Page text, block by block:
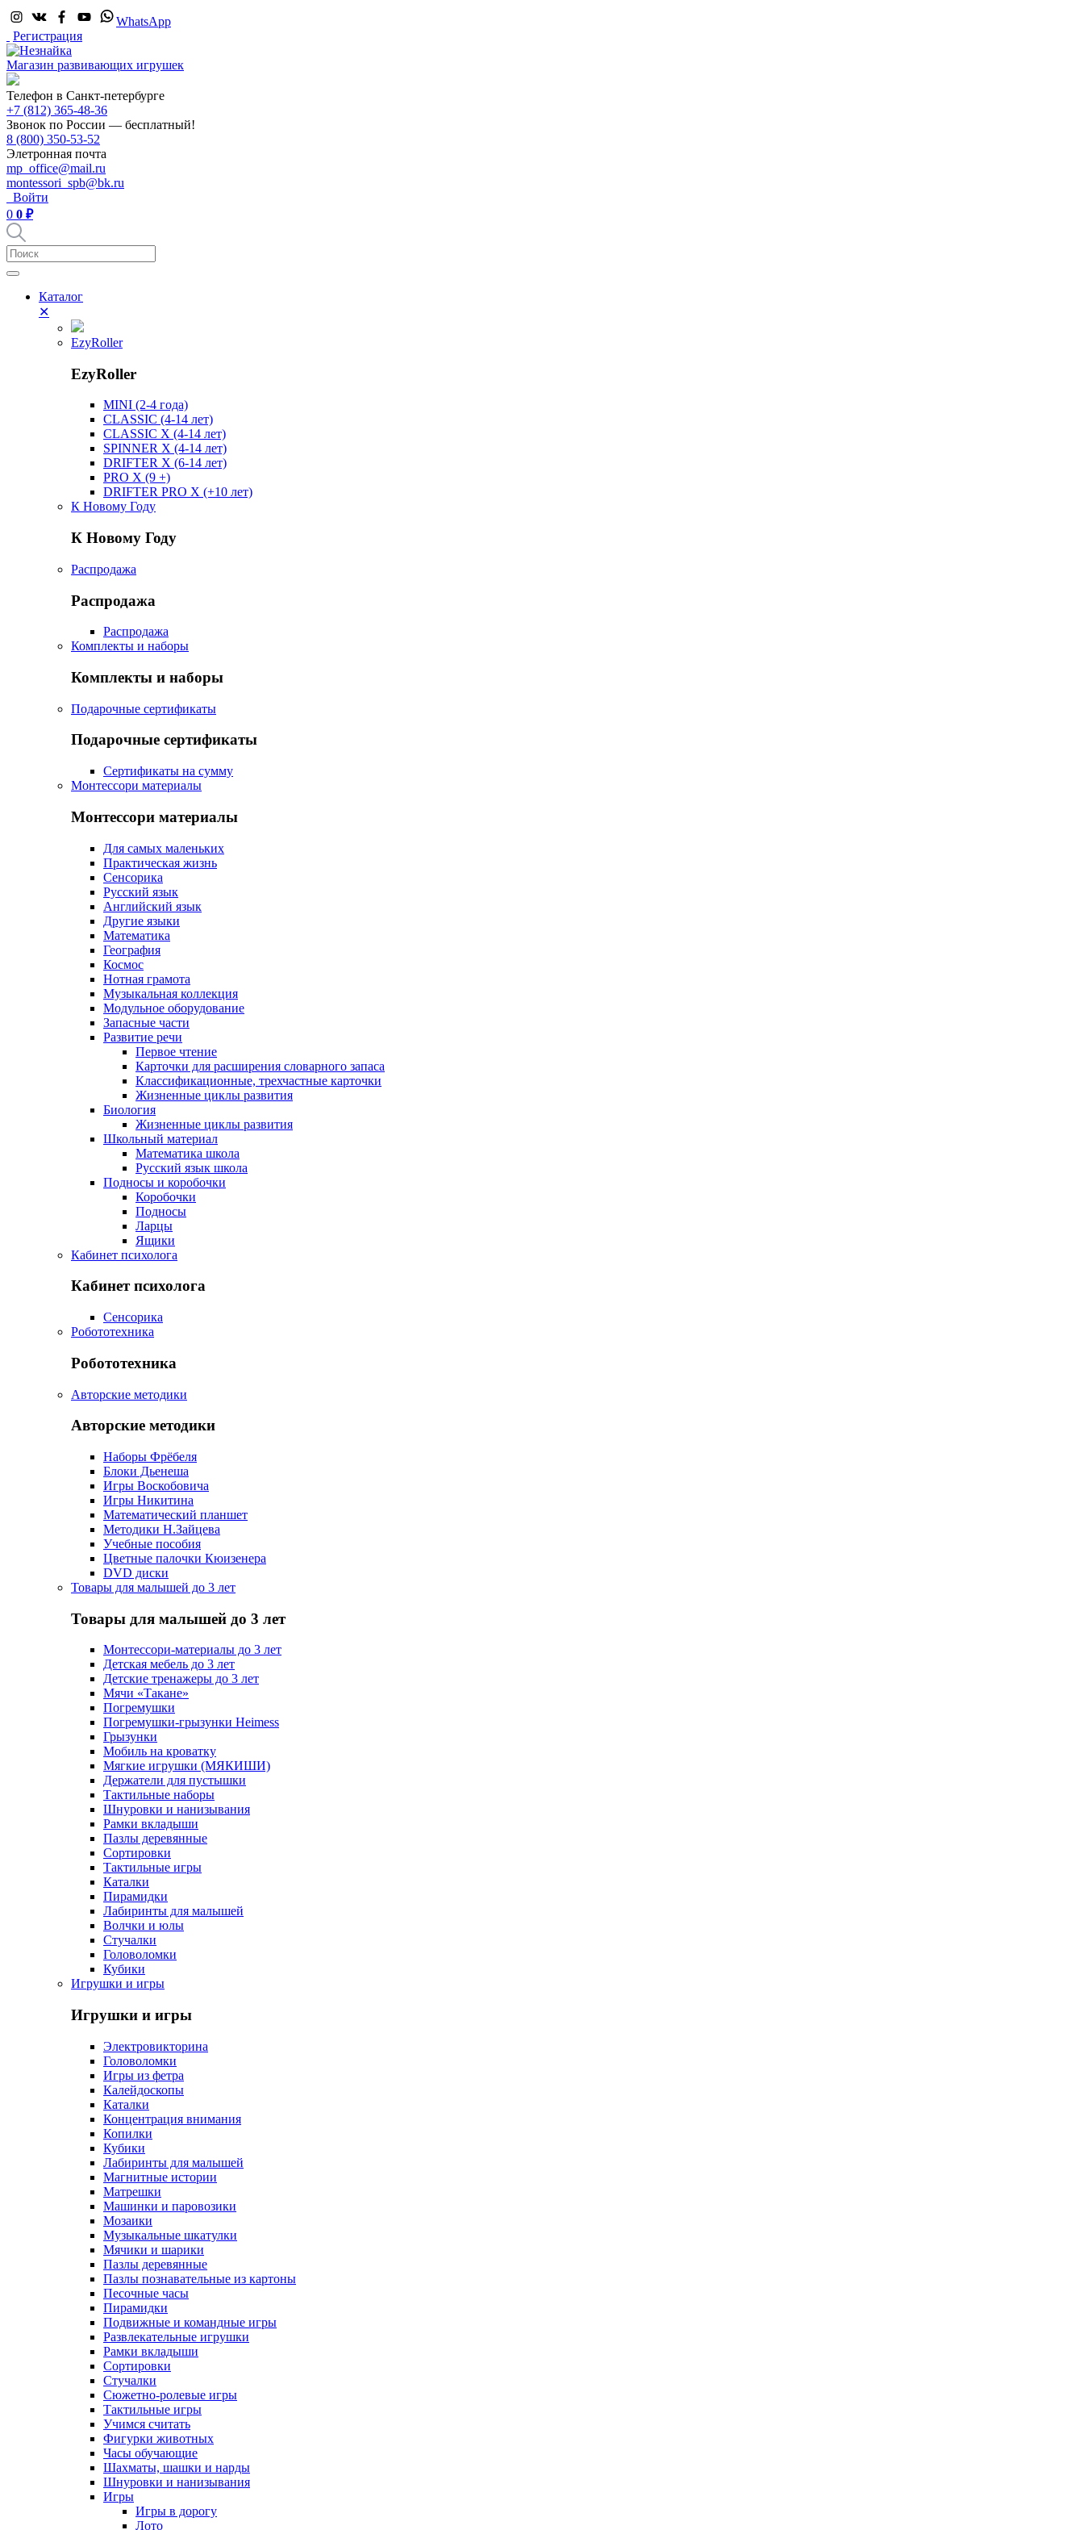
WhatsApp
Регистрация
Магазин развивающих игрушек
Телефон в Санкт-петербурге
+7 (812) 365-48-36
Звонок по России — бесплатный!
8 (800) 350-53-52
Элетронная почта
mp_office@mail.ru
montessori_spb@bk.ru
Войти
0 0 ₽
Каталог
✕
EzyRoller
EzyRoller
MINI (2-4 года)
CLASSIC (4-14 лет)
CLASSIC X (4-14 лет)
SPINNER X (4-14 лет)
DRIFTER X (6-14 лет)
PRO X (9 +)
DRIFTER PRO X (+10 лет)
К Новому Году
К Новому Году
Распродажа
Распродажа
Распродажа
Комплекты и наборы
Комплекты и наборы
Подарочные сертификаты
Подарочные сертификаты
Сертификаты на сумму
Монтессори материалы
Монтессори материалы
Для самых маленьких
Практическая жизнь
Сенсорика
Русский язык
Английский язык
Другие языки
Математика
География
Космос
Нотная грамота
Музыкальная коллекция
Модульное оборудование
Запасные части
Развитие речи
Первое чтение
Карточки для расширения словарного запаса
Классификационные, трехчастные карточки
Жизненные циклы развития
Биология
Жизненные циклы развития
Школьный материал
Математика школа
Русский язык школа
Подносы и коробочки
Коробочки
Подносы
Ларцы
Ящики
Кабинет психолога
Кабинет психолога
Сенсорика
Робототехника
Робототехника
Авторские методики
Авторские методики
Наборы Фрёбеля
Блоки Дьенеша
Игры Воскобовича
Игры Никитина
Математический планшет
Методики Н.Зайцева
Учебные пособия
Цветные палочки Кюизенера
DVD диски
Товары для малышей до 3 лет
Товары для малышей до 3 лет
Монтессори-материалы до 3 лет
Детская мебель до 3 лет
Детские тренажеры до 3 лет
Мячи «Такане»
Погремушки
Погремушки-грызунки Heimess
Грызунки
Мобиль на кроватку
Мягкие игрушки (МЯКИШИ)
Держатели для пустышки
Тактильные наборы
Шнуровки и нанизывания
Рамки вкладыши
Пазлы деревянные
Сортировки
Тактильные игры
Каталки
Пирамидки
Лабиринты для малышей
Волчки и юлы
Стучалки
Головоломки
Кубики
Игрушки и игры
Игрушки и игры
Электровикторина
Головоломки
Игры из фетра
Калейдоскопы
Каталки
Концентрация внимания
Копилки
Кубики
Лабиринты для малышей
Магнитные истории
Матрешки
Машинки и паровозики
Мозаики
Музыкальные шкатулки
Мячики и шарики
Пазлы деревянные
Пазлы познавательные из картоны
Песочные часы
Пирамидки
Подвижные и командные игры
Развлекательные игрушки
Рамки вкладыши
Сортировки
Стучалки
Сюжетно-ролевые игры
Тактильные игры
Учимся считать
Фигурки животных
Часы обучающие
Шахматы, шашки и нарды
Шнуровки и нанизывания
Игры
Игры в дорогу
Лото